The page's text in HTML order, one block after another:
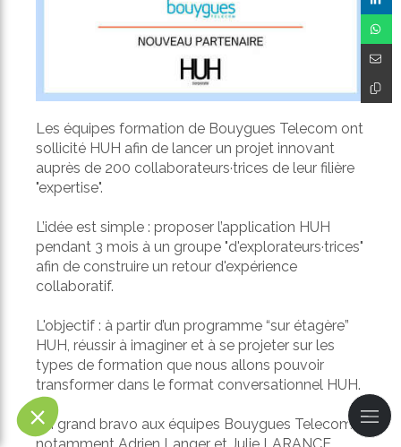
Les équipes formation de Bouygues Telecom ont
sollicité HUH afin de lancer un projet innovant
auprès de 200 collaborateurs·trices de leur filière
"expertise".
L’idée est simple : proposer l’application HUH
pendant 3 mois à un groupe "d'explorateurs·trices"
afin de construire un retour d'expérience
collaboratif.
L'objectif : à partir d’un programme “sur étagère”
HUH, réussir à imaginer et à se projeter sur les
types de formation que nous allons pouvoir
transformer dans le format conversationnel HUH.
Un grand bravo aux équipes Bouygues Telecom,